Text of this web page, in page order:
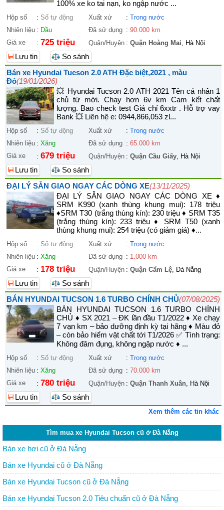
100% xe ko tai nạn, ko ngập nước ...
Hộp số : Số tự động Xuất xứ : Trong nước
Nhiên liệu : Dầu Đã sử dụng : 90.000 km
Giá xe
: 725 triệu Quận/Huyện : Quận Hoàng Mai, Hà Nội
Lưu tin
So sánh
Bán xe Hyundai Tucson 2.0 ATH Đặc biệt,2021 , màu
Đỏ(19/01/2026)
💥 Hyundai Tucson 2.0 ATH 2021 Tên cá nhân 1
chủ từ mới. Chạy hơn 6v km Cam kết chất
lượng. Bao check test Giá chỉ 6xxtr . Hỗ trợ vay
Bank 💥 Liên hệ e: 0944,866,053 zl...
Hộp số : Số tự động Xuất xứ : Trong nước
Nhiên liệu : Xăng Đã sử dụng : 65.000 km
Giá xe
: 679 triệu Quận/Huyện : Quận Cầu Giấy, Hà Nội
Lưu tin
So sánh
ĐẠI LÝ SẴN GIAO NGAY CÁC DÒNG XE(13/11/2025)
ĐẠI LÝ SẴN GIAO NGAY CÁC DÒNG XE ♦
SRM K990 (xanh thùng khung mui): 178 triệu
♦SRM T30 (trắng thùng kín): 230 triệu ♦ SRM T35
(trắng thùng kín): 233 triệu ♦ SRM T50 (xanh
thùng khung mui): 254 triệu (có giảm giá) ♦...
Hộp số : Số tự động Xuất xứ : Trong nước
Nhiên liệu : Xăng Đã sử dụng : 1.000 km
Giá xe
: 178 triệu Quận/Huyện : Quận Cẩm Lệ, Đà Nẵng
Lưu tin
So sánh
BÁN HYUNDAI TUCSON 1.6 TURBO CHÍNH CHỦ(07/08/2025)
BÁN HYUNDAI TUCSON 1.6 TURBO CHÍNH
CHỦ ♦ SX 2021 – ĐK lần đầu T1/2022 ♦ Xe chạy
7 vạn km – bảo dưỡng định kỳ tại hãng ♦ Màu đỏ
– còn bảo hiểm vật chất tới T1/2026 ✅ Tình trạng:
Không đâm đụng, không ngập nước ♦ ...
Hộp số : Số tự động Xuất xứ : Trong nước
Nhiên liệu : Xăng Đã sử dụng : 70.000 km
Giá xe
: 780 triệu Quận/Huyện : Quận Thanh Xuân, Hà Nội
Lưu tin So sánh
Xem thêm các tin khác
Tìm mua xe Hyundai Tucson cũ ở Đà Nẵng
Bán xe hơi cũ ở Đà Nẵng
Bán xe Hyundai cũ ở Đà Nẵng
Bán xe Hyundai Tucson cũ ở Đà Nẵng
Bán xe Hyundai Tucson 2.0 Tiêu chuẩn cũ ở Đà Nẵng